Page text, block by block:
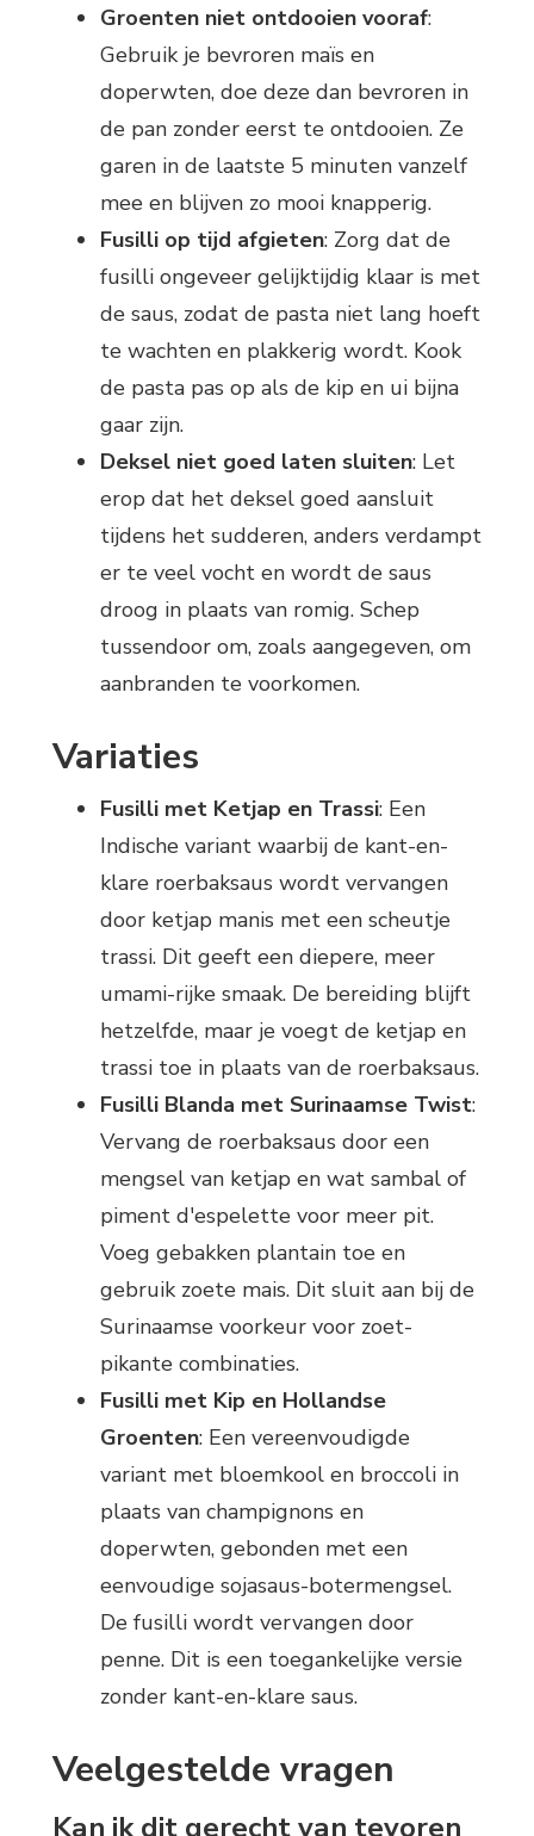
Groenten niet ontdooien vooraf:
Gebruik je bevroren maïs en
doperwten, doe deze dan bevroren in
de pan zonder eerst te ontdooien. Ze
garen in de laatste 5 minuten vanzelf
mee en blijven zo mooi knapperig.
Fusilli op tijd afgieten: Zorg dat de
fusilli ongeveer gelijktijdig klaar is met
de saus, zodat de pasta niet lang hoeft
te wachten en plakkerig wordt. Kook
de pasta pas op als de kip en ui bijna
gaar zijn.
Deksel niet goed laten sluiten: Let
erop dat het deksel goed aansluit
tijdens het sudderen, anders verdampt
er te veel vocht en wordt de saus
droog in plaats van romig. Schep
tussendoor om, zoals aangegeven, om
aanbranden te voorkomen.
Variaties
Fusilli met Ketjap en Trassi: Een
Indische variant waarbij de kant-en-
klare roerbaksaus wordt vervangen
door ketjap manis met een scheutje
trassi. Dit geeft een diepere, meer
umami-rijke smaak. De bereiding blijft
hetzelfde, maar je voegt de ketjap en
trassi toe in plaats van de roerbaksaus.
Fusilli Blanda met Surinaamse Twist:
Vervang de roerbaksaus door een
mengsel van ketjap en wat sambal of
piment d'espelette voor meer pit.
Voeg gebakken plantain toe en
gebruik zoete mais. Dit sluit aan bij de
Surinaamse voorkeur voor zoet-
pikante combinaties.
Fusilli met Kip en Hollandse
Groenten: Een vereenvoudigde
variant met bloemkool en broccoli in
plaats van champignons en
doperwten, gebonden met een
eenvoudige sojasaus-botermengsel.
De fusilli wordt vervangen door
penne. Dit is een toegankelijke versie
zonder kant-en-klare saus.
Veelgestelde vragen
Kan ik dit gerecht van tevoren